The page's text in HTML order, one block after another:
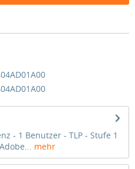
- 1 Benutzer - TLP - Stufe 1
mehr